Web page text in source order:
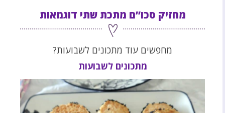
מחזיק סכו”ם מתכת שתי דוגמאות
מחפשים עוד מתכונים לשבועות?
מתכונים לשבועות